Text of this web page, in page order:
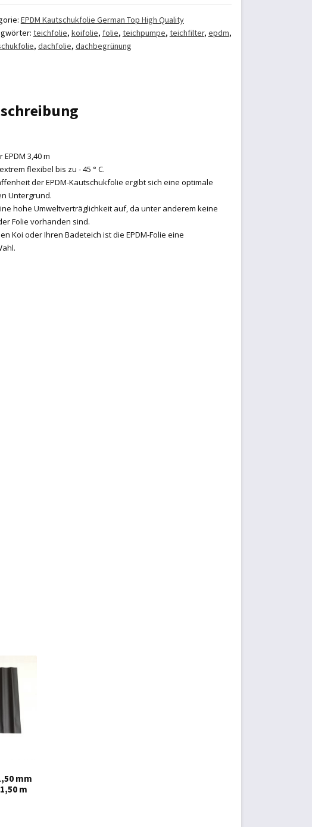
EPDM Kautschukfolie German Top High Quality
teichfolie, koifolie, folie, teichpumpe, teichfilter, epdm,
, dachfolie, dachbegrünung
3,40 m
flexibel bis zu - 45 ° C.
der EPDM-Kautschukfolie ergibt sich eine optimale
Untergrund.
hohe Umweltverträglichkeit auf, da unter anderem keine
Folie vorhanden sind.
Koi oder Ihren Badeteich ist die EPDM-Folie eine
mm
m